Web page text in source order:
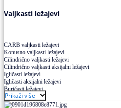
Valjkasti ležajevi
CARB valjkasti ležajevi
Konusno valjkasti ležajevi
Cilindrično valjkasti ležajevi
Cilindrično valjkasti aksijalni ležajevi
Igličasti ležajevi
Igličasti aksijalni ležajevi
Buričasti ležajevi
Buričasti zaptiveni ležajevi
Buričasti aksijalni ležajevi
Prikaži više